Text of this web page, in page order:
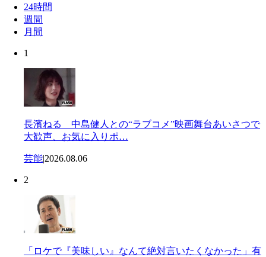
24時間
週間
月間
1
長濱ねる 中島健人との“ラブコメ”映画舞台あいさつで
大歓声、お気に入りポ…
芸能|2026.08.06
2
「ロケで『美味しい』なんて絶対言いたくなかった」有